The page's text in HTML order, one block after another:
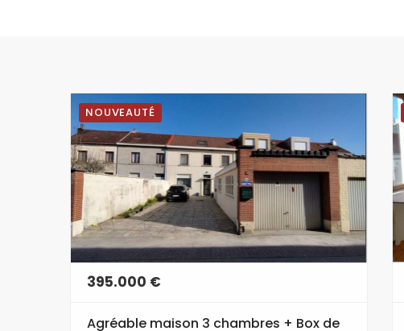
NOUVEAUTÉ
395.000 €
Agréable maison 3 chambres + Box de